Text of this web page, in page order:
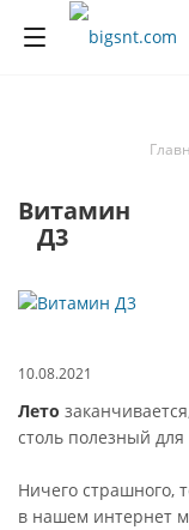
Витамин
Д3
10.08.2021
Лето
столь полезный
Ничего страшного,
в нашем интернет